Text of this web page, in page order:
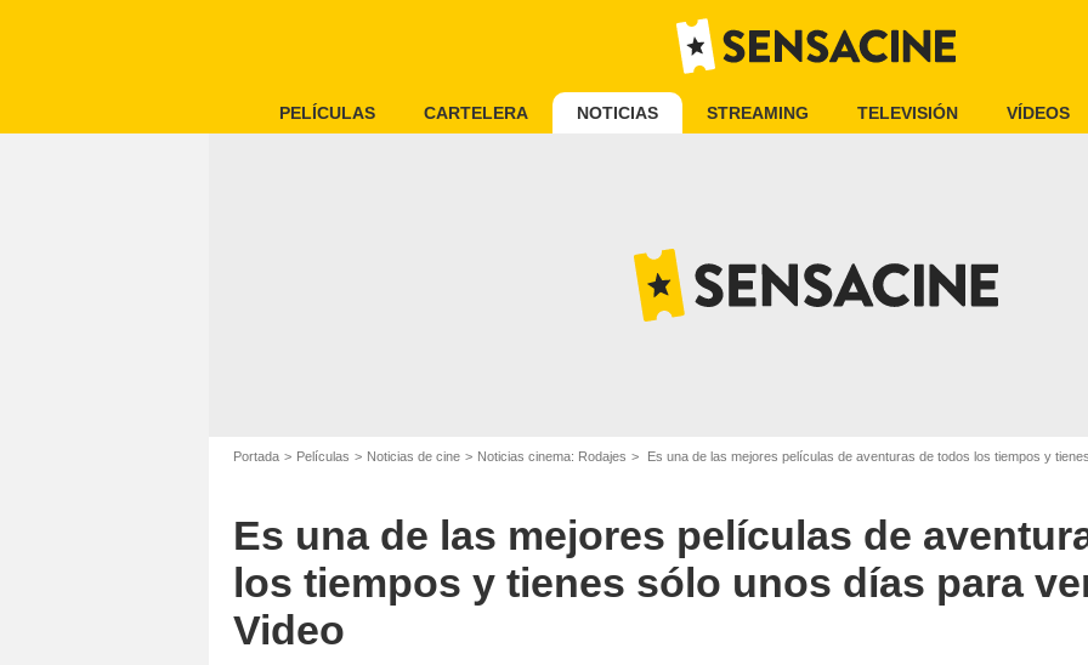
PELÍCULAS CARTELERA NOTICIAS STREAMING TELEVISIÓN VÍDEOS
Portada Películas Noticias de cine Noticias cinema: Rodajes Es una de las mejores películas de aventuras de todos los tiempos y
Es una de las mejores películas de
los tiempos y tienes sólo unos días para
Video